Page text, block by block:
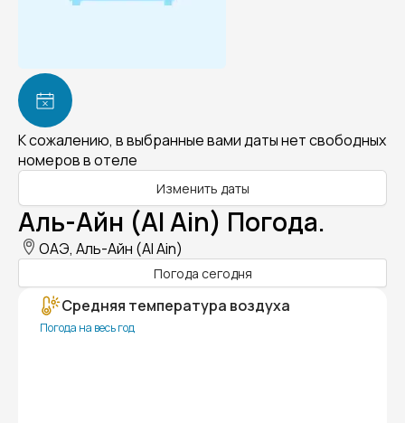
К сожалению, в выбранные вами даты нет свободных
номеров в отеле
Изменить даты
Аль-Айн (Al Ain) Погода.
ОАЭ, Аль-Айн (Al Ain)
Погода сегодня
Средняя температура воздуха
Погода на весь год